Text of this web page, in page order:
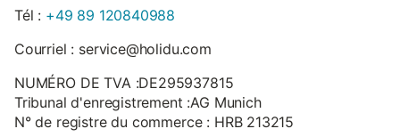
Tél : +49 89 120840988
Courriel : service@holidu.com
NUMÉRO DE TVA :DE295937815
Tribunal d'enregistrement :AG Munich
N° de registre du commerce : HRB 213215